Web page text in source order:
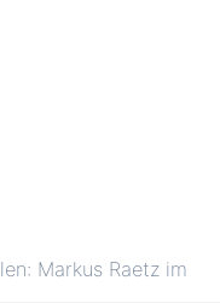
Markus Raetz im